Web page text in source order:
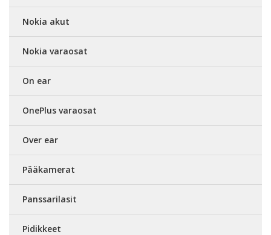
Nokia akut
Nokia varaosat
On ear
OnePlus varaosat
Over ear
Pääkamerat
Panssarilasit
Pidikkeet